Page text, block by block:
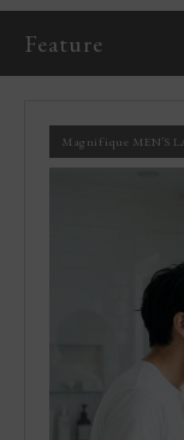
Feature
Magnifique MEN’S